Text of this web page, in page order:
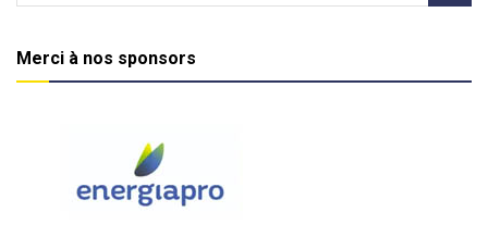
Merci à nos sponsors